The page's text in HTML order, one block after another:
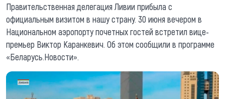
Правительственная делегация Ливии прибыла с
официальным визитом в нашу страну. 30 июня вечером в
Национальном аэропорту почетных гостей встретил вице-
премьер Виктор Каранкевич. Об этом сообщили в программе
«Беларусь.Новости».